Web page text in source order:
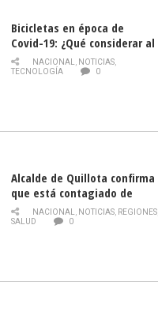
Bicicletas en época de
Covid-19: ¿Qué considerar al
momento de conducirlas?
NACIONAL NOTICIAS
TECNOLOGÍA
0
Alcalde de Quillota confirma
que está contagiado de
COVID-19
NACIONAL NOTICIAS REGIONES
SALUD
0